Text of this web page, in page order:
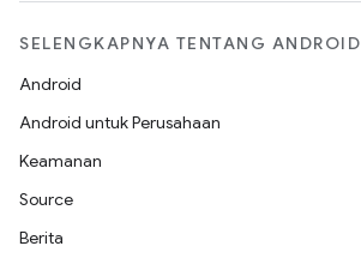
SELENGKAPNYA TENTANG ANDROID
Android
Android untuk Perusahaan
Keamanan
Source
Berita